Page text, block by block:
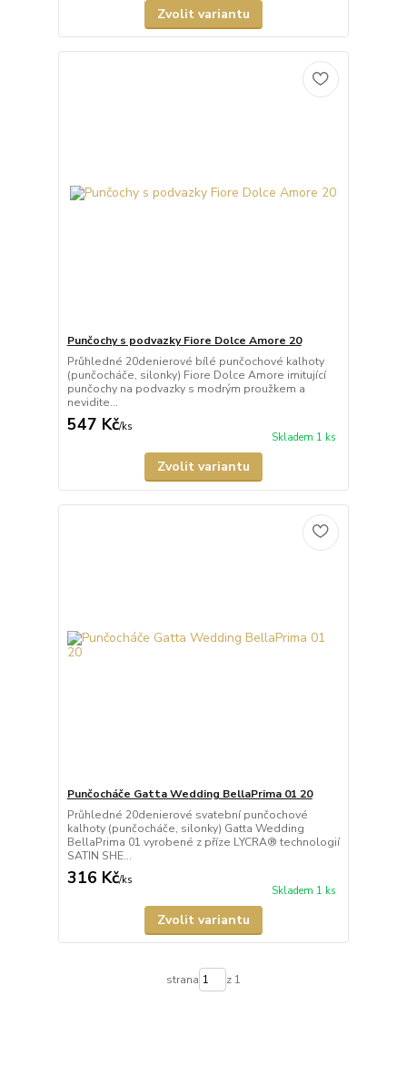
Zvolit variantu
Punčochy s podvazky Fiore Dolce Amore 20
Průhledné 20denierové bílé punčochové kalhoty
(punčocháče, silonky) Fiore Dolce Amore imitující
punčochy na podvazky s modrým proužkem a
nevidite...
547 Kč/ks
Skladem 1 ks
Zvolit variantu
Punčocháče Gatta Wedding BellaPrima 01 20
Průhledné 20denierové svatební punčochové
kalhoty (punčocháče, silonky) Gatta Wedding
BellaPrima 01 vyrobené z příze LYCRA® technologií
SATIN SHE...
316 Kč/ks
Skladem 1 ks
Zvolit variantu
strana z 1